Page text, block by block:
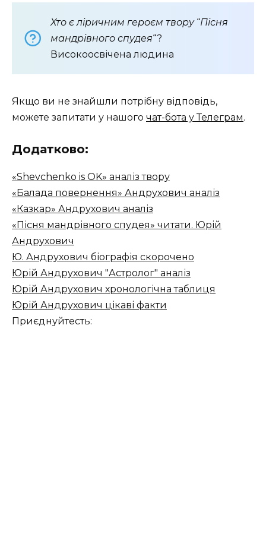
Хто є ліричним героєм твору“Пісня
мандрівного спудея“?
Високоосвічена людина
Якщо ви не знайшли потрібну відповідь,
можете запитати у нашого чат-бота у Телеграм.
Додатково:
«Shevchenko is OK» аналіз твору
«Балада повернення» Андрухович аналіз
«Казкар» Андрухович аналіз
«Пісня мандрівного спудея» читати. Юрій
Андрухович
Ю. Андрухович біографія скорочено
Юрій Андрухович "Астролог" аналіз
Юрій Андрухович хронологічна таблиця
Юрій Андрухович цікаві факти
Приєднуйтесть: